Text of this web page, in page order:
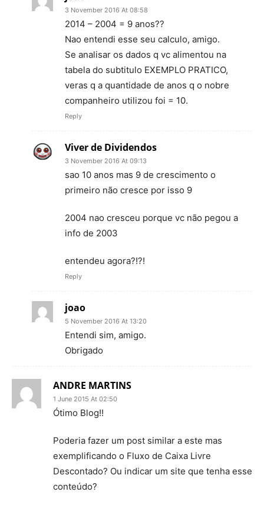
3 November 2016 At 08:58
2014 – 2004 = 9 anos??
Nao entendi esse seu calculo, amigo.
Se analisar os dados q vc alimentou na
tabela do subtitulo EXEMPLO PRATICO,
veras q a quantidade de anos q o nobre
companheiro utilizou foi = 10.
Reply
Viver de Dividendos
3 November 2016 At 09:13
sao 10 anos mas 9 de crescimento o
primeiro não cresce por isso 9
2004 nao cresceu porque vc não pegou a
info de 2003
entendeu agora?!?!
Reply
joao
5 November 2016 At 13:20
Entendi sim, amigo.
Obrigado
ANDRE MARTINS
1 June 2015 At 02:50
Ótimo Blog!!
Poderia fazer um post similar a este mas
exemplificando o Fluxo de Caixa Livre
Descontado? Ou indicar um site que tenha esse
conteúdo?